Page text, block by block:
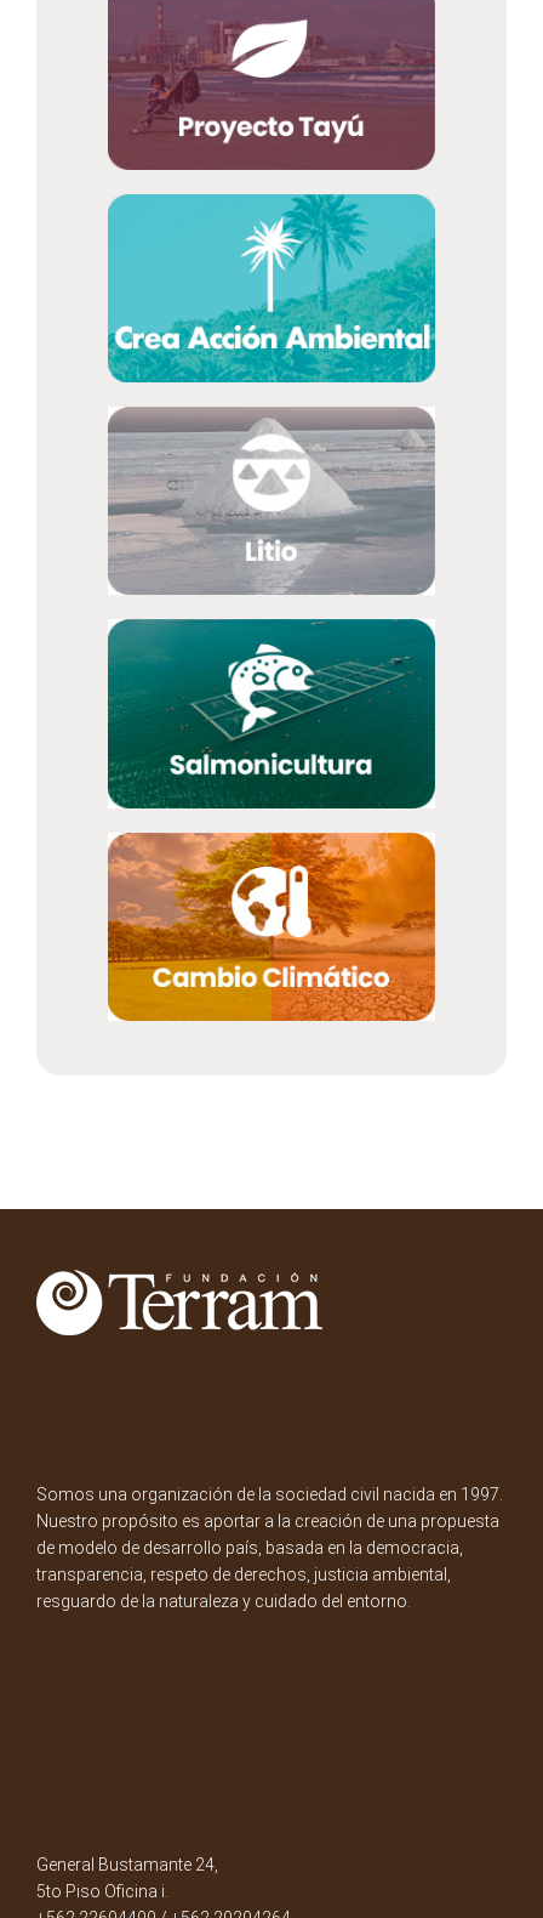
Somos una organización de la sociedad civil nacida en 1997.
Nuestro propósito es aportar a la creación de una propuesta
de modelo de desarrollo país, basada en la democracia,
transparencia, respeto de derechos, justicia ambiental,
resguardo de la naturaleza y cuidado del entorno.
General Bustamante 24,
5to Piso Oficina i.